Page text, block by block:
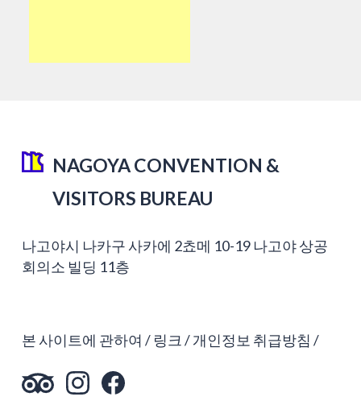
NAGOYA CONVENTION &
VISITORS BUREAU
나고야시 나카구 사카에 2쵸메 10-19 나고야 상공
회의소 빌딩 11층
본 사이트에 관하여 링크 개인정보 취급방침